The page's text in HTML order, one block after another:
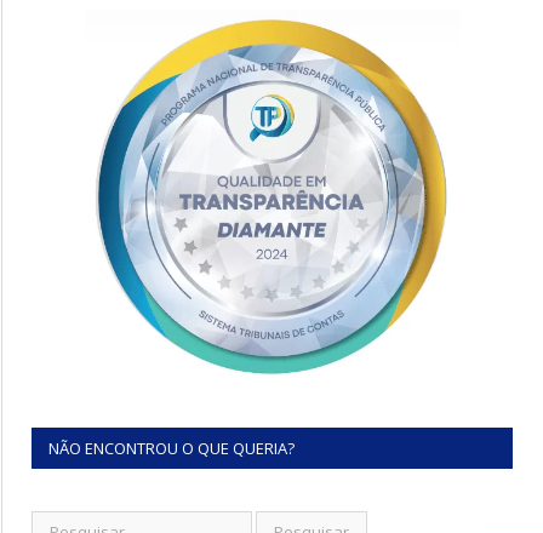
NÃO ENCONTROU O QUE QUERIA?